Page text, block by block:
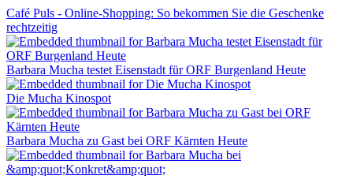
Café Puls - Online-Shopping: So bekommen Sie die Geschenke
rechtzeitig
Barbara Mucha testet Eisenstadt für ORF Burgenland Heute
Die Mucha Kinospot
Barbara Mucha zu Gast bei ORF Kärnten Heute